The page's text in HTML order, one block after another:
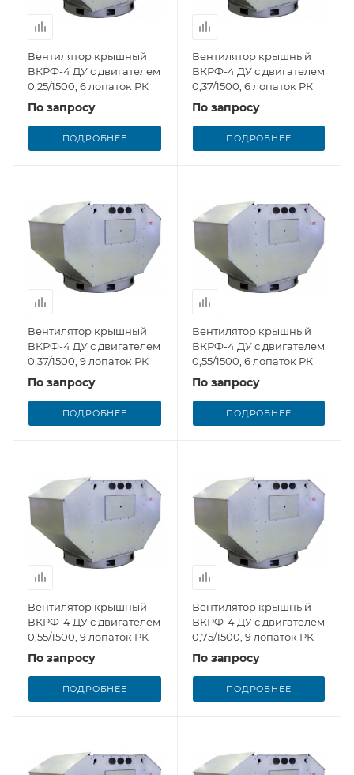
Вентилятор крышный
ВКРФ-4 ДУ с двигателем
0,25/1500, 6 лопаток РК
По запросу
ПОДРОБНЕЕ
Вентилятор крышный
ВКРФ-4 ДУ с двигателем
0,37/1500, 6 лопаток РК
По запросу
ПОДРОБНЕЕ
Вентилятор крышный
ВКРФ-4 ДУ с двигателем
0,37/1500, 9 лопаток РК
По запросу
ПОДРОБНЕЕ
Вентилятор крышный
ВКРФ-4 ДУ с двигателем
0,55/1500, 6 лопаток РК
По запросу
ПОДРОБНЕЕ
Вентилятор крышный
ВКРФ-4 ДУ с двигателем
0,55/1500, 9 лопаток РК
По запросу
ПОДРОБНЕЕ
Вентилятор крышный
ВКРФ-4 ДУ с двигателем
0,75/1500, 9 лопаток РК
По запросу
ПОДРОБНЕЕ